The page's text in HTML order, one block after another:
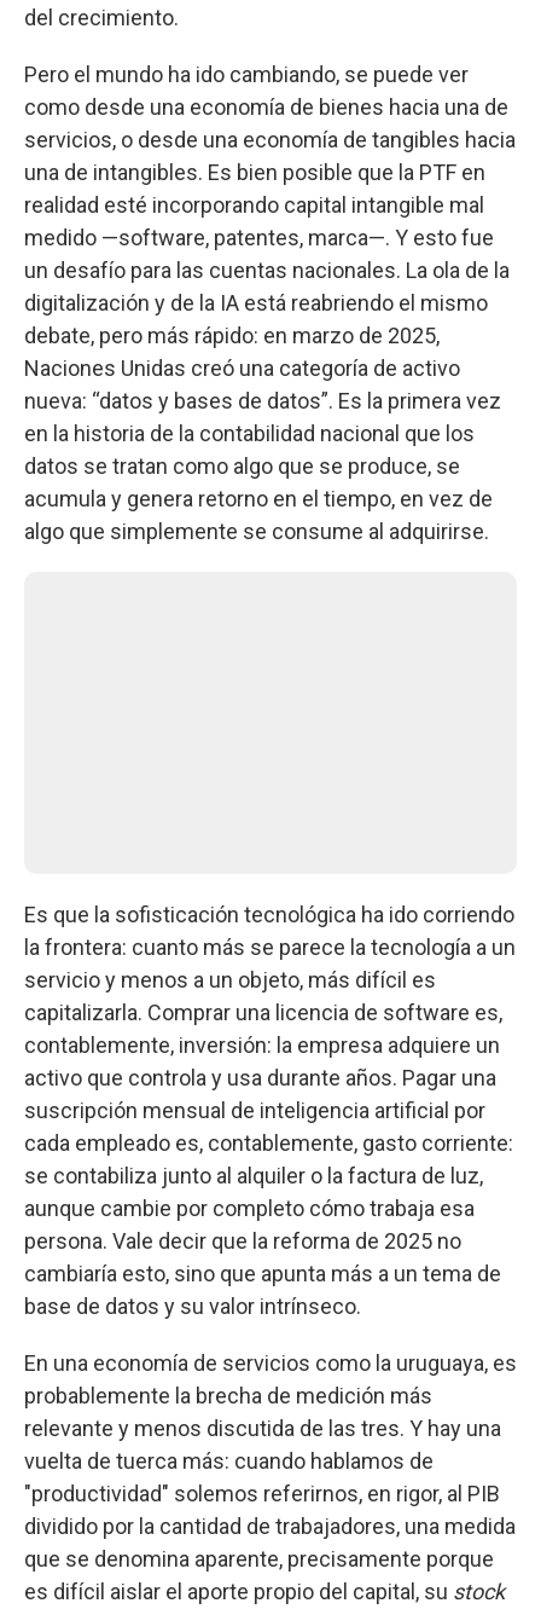
del crecimiento.
Pero el mundo ha ido cambiando, se puede ver
como desde una economía de bienes hacia una de
servicios, o desde una economía de tangibles hacia
una de intangibles. Es bien posible que la PTF en
realidad esté incorporando capital intangible mal
medido —software, patentes, marca—. Y esto fue
un desafío para las cuentas nacionales. La ola de la
digitalización y de la IA está reabriendo el mismo
debate, pero más rápido: en marzo de 2025,
Naciones Unidas creó una categoría de activo
nueva: “datos y bases de datos”. Es la primera vez
en la historia de la contabilidad nacional que los
datos se tratan como algo que se produce, se
acumula y genera retorno en el tiempo, en vez de
algo que simplemente se consume al adquirirse.
Es que la sofisticación tecnológica ha ido corriendo
la frontera: cuanto más se parece la tecnología a un
servicio y menos a un objeto, más difícil es
capitalizarla. Comprar una licencia de software es,
contablemente, inversión: la empresa adquiere un
activo que controla y usa durante años. Pagar una
suscripción mensual de inteligencia artificial por
cada empleado es, contablemente, gasto corriente:
se contabiliza junto al alquiler o la factura de luz,
aunque cambie por completo cómo trabaja esa
persona. Vale decir que la reforma de 2025 no
cambiaría esto, sino que apunta más a un tema de
base de datos y su valor intrínseco.
En una economía de servicios como la uruguaya, es
probablemente la brecha de medición más
relevante y menos discutida de las tres. Y hay una
vuelta de tuerca más: cuando hablamos de
"productividad" solemos referirnos, en rigor, al PIB
dividido por la cantidad de trabajadores, una medida
que se denomina aparente, precisamente porque
es difícil aislar el aporte propio del capital, su stock